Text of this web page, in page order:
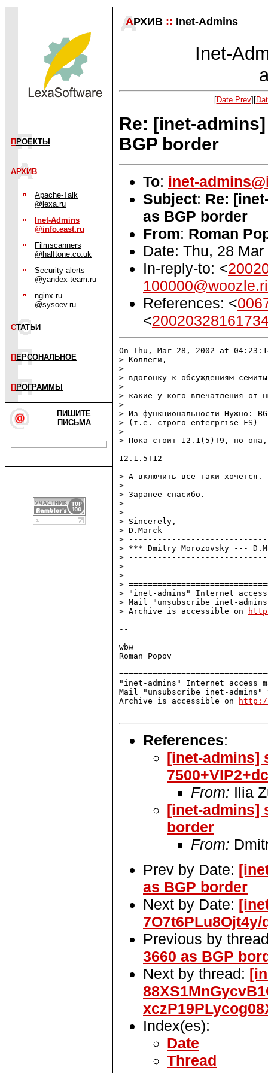
П РОЕКТЫ
АРХИВ
Apache-Talk
@lexa.ru
Inet-Admins
@info.east.ru
Filmscanners
@halftone.co.uk
Security-alerts
@yandex-team.ru
nginx-ru
@sysoev.ru
СТАТЬИ
П ЕРСОНАЛЬНОЕ
П РОГРАММЫ
ПИШИТЕ
ПИСЬМА
АРХИВ :: Inet-Admins
Inet-
[Date Prev][
Re: [inet-
BGP border
To: inet-
Subject: Re:
as BGP border
From: Roman
Date: Thu, 28
In-reply-to: <
References: <
<
On Thu, Mar 28, 2002 at
> Коллеги,
>
> вдогонку к обсуждениям
>
> какие у кого впечатления от
>
> Из функциональности Нужно:
> (т.е. строго enterprise FS)
>
> Пока стоит 12.1(5)T9, но она,
12.1.5T12
> А включить все-таки хочется.
>
> Заранее спасибо.
>
>
> Sincerely,
> D.Marck
>
> *** Dmitry Morozovsky ---
>
>
>
>
> "inet-admins" Internet
> Mail "unsubscribe inet-
> Archive is accessible on
--
wbw
Roman Popov
"inet-admins" Internet access
Mail "unsubscribe inet-
Archive is accessible on
References:
[inet-admins]
From: Ilia
[inet-admins]
border
From:
Prev by Date:
as BGP border
Next by Date:
Previous by
3660 as BGP
Next by thread:
Index(es):
Date
Thread